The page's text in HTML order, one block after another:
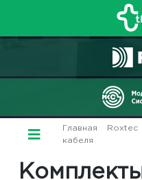
Главная Roxtec
кабеля